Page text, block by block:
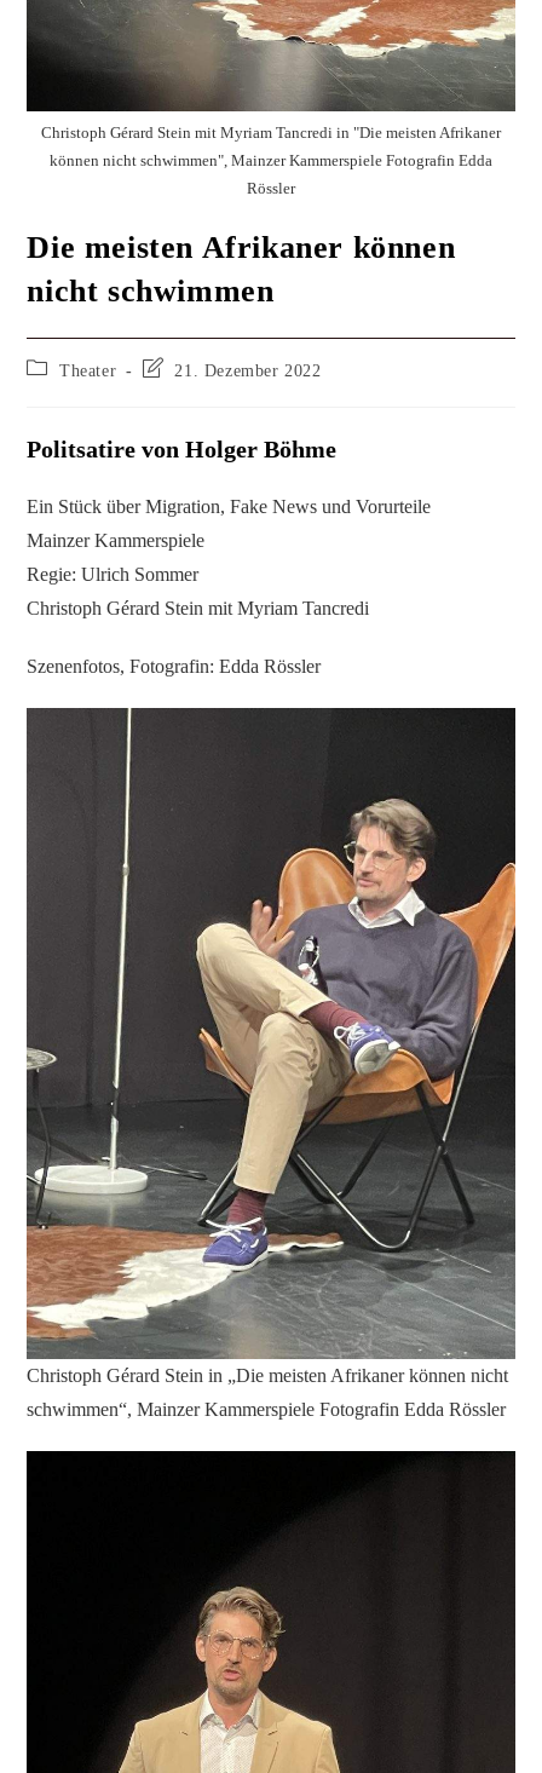
Christoph Gérard Stein mit Myriam Tancredi in "Die meisten Afrikaner
können nicht schwimmen", Mainzer Kammerspiele Fotografin Edda
Rössler
Die meisten Afrikaner können
nicht schwimmen
Theater 21. Dezember 2022
Politsatire von Holger Böhme
Ein Stück über Migration, Fake News und Vorurteile
Mainzer Kammerspiele
Regie: Ulrich Sommer
Christoph Gérard Stein mit Myriam Tancredi
Szenenfotos, Fotografin: Edda Rössler
Christoph Gérard Stein in „Die meisten Afrikaner können nicht
schwimmen“, Mainzer Kammerspiele Fotografin Edda Rössler